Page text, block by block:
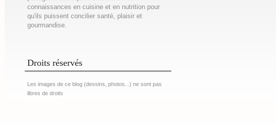
connaissances en cuisine et en nutrition pour
qu'ils puissent concilier santé, plaisir et
gourmandise.
Droits réservés
Les images de ce blog (dessins, photos...) ne sont pas
libres de droits